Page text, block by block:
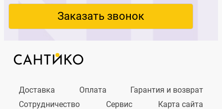
Заказать звонок
Доставка Оплата
Гарантия и возврат
Сотрудничество
Сервис Карта сайта